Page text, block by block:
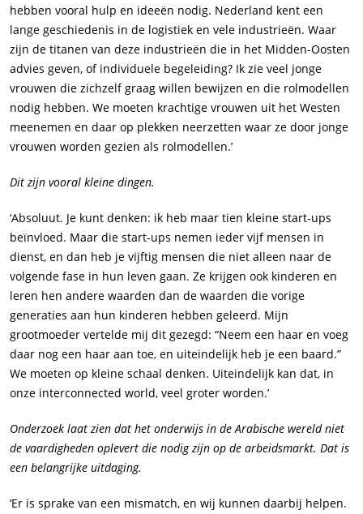
hebben vooral hulp en ideeën nodig. Nederland kent een
lange geschiedenis in de logistiek en vele industrieën. Waar
zijn de titanen van deze industrieën die in het Midden-Oosten
advies geven, of individuele begeleiding? Ik zie veel jonge
vrouwen die zichzelf graag willen bewijzen en die rolmodellen
nodig hebben. We moeten krachtige vrouwen uit het Westen
meenemen en daar op plekken neerzetten waar ze door jonge
vrouwen worden gezien als rolmodellen.’
Dit zijn vooral kleine dingen.
‘Absoluut. Je kunt denken: ik heb maar tien kleine start-ups
beïnvloed. Maar die start-ups nemen ieder vijf mensen in
dienst, en dan heb je vijftig mensen die niet alleen naar de
volgende fase in hun leven gaan. Ze krijgen ook kinderen en
leren hen andere waarden dan de waarden die vorige
generaties aan hun kinderen hebben geleerd. Mijn
grootmoeder vertelde mij dit gezegd: “Neem een haar en voeg
daar nog een haar aan toe, en uiteindelijk heb je een baard.”
We moeten op kleine schaal denken. Uiteindelijk kan dat, in
onze interconnected world, veel groter worden.’
Onderzoek laat zien dat het onderwijs in de Arabische wereld niet
de vaardigheden oplevert die nodig zijn op de arbeidsmarkt. Dat is
een belangrijke uitdaging.
‘Er is sprake van een mismatch, en wij kunnen daarbij helpen.